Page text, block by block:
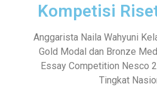
Kompetisi
Anggarista Naila Wahyuni
Gold Modal dan Bronze
Essay Competition Nesco
Tingkat